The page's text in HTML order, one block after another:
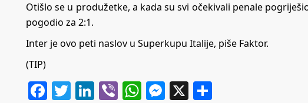
Otišlo se u produžetke, a kada su svi očekivali penale
pogodio za 2:1.
Inter je ovo peti naslov u Superkupu Italije, piše Faktor.
(TIP)
Facebook
Twitter
LinkedIn
ViberWhatsApp
Messenger
X